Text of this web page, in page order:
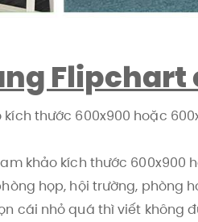
Flipchart
thước 600x900 hoặc
khảo kích thước 600x900
họp, hội trường, phòng
cái nhỏ quá thì viết